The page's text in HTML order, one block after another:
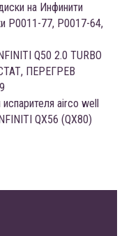
на Инфинити
Р0011-77, P0017-64,
Q50 2.0 TURBO
ПЕРЕГРЕВ
airco well
QX56 (QX80)